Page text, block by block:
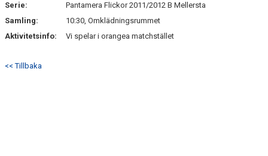
Serie:
Pantamera Flickor 2011/2012 B Mellersta
Samling:
10:30, Omklädningsrummet
Aktivitetsinfo:
Vi spelar i orangea matchstället
<< Tillbaka